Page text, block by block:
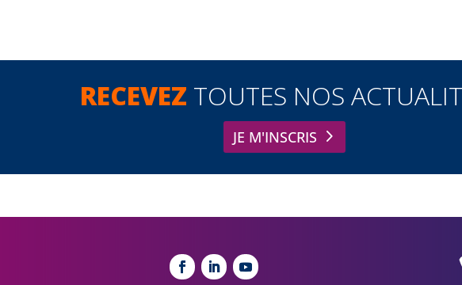
RECEVEZ TOUTES NOS
JE M'INSCRIS